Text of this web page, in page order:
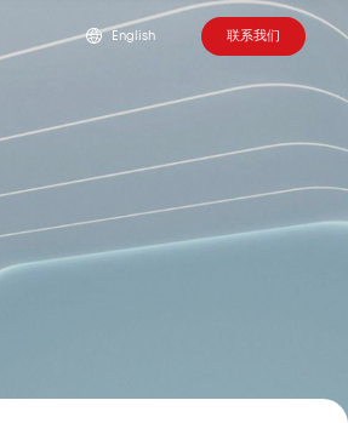
English 联系我们